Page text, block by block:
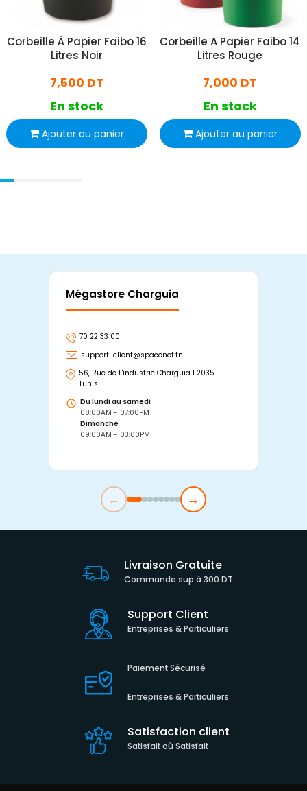
Corbeille À Papier Faibo 16
Litres Noir
7,500 DT
En stock
Ajouter au panier
Corbeille A Papier Faibo 14
Litres Rouge
7,000 DT
En stock
Ajouter au panier
Mégastore Charguia
70 22 33 00
support-client@spacenet.tn
56, Rue de L'industrie Charguia I 2035 -
Tunis
Du lundi au samedi
08:00AM - 07:00PM
Dimanche
09:00AM - 03:00PM
← →
Livraison Gratuite
Commande sup à 300 DT
Support Client
Entreprises & Particuliers
Paiement Sécurisé
Entreprises & Particuliers
Satisfaction client
Satisfait où Satisfait